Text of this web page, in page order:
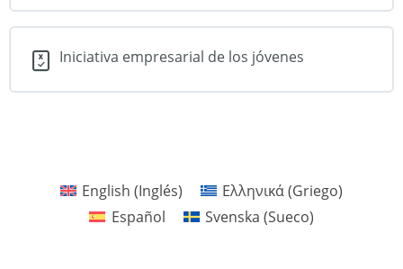
Iniciativa empresarial de los jóvenes
English (Inglés) Ελληνικά(Griego)
Español
Svenska (Sueco)